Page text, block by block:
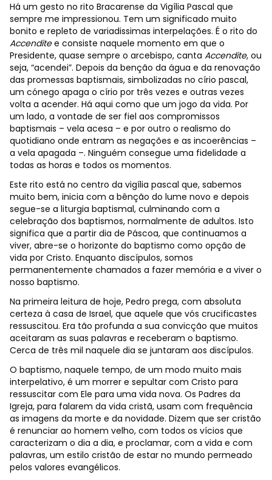
Há um gesto no rito Bracarense da Vigília Pascal que
sempre me impressionou. Tem um significado muito
bonito e repleto de variadissimas interpelações. É o rito do
Accenditee consiste naquele momento em que o
Presidente, quase sempre o arcebispo, canta Accendite, ou
seja, “acendei”. Depois da benção da água e da renovação
das promessas baptismais, simbolizadas no círio pascal,
um cónego apaga o círio por três vezes e outras vezes
volta a acender. Há aqui como que um jogo da vida. Por
um lado, a vontade de ser fiel aos compromissos
baptismais – vela acesa – e por outro o realismo do
quotidiano onde entram as negações e as incoerências –
a vela apagada –. Ninguém consegue uma fidelidade a
todas as horas e todos os momentos.
Este rito está no centro da vigília pascal que, sabemos
muito bem, inicia com a bênção do lume novo e depois
segue-se a liturgia baptismal, culminando com a
celebração dos baptismos, normalmente de adultos. Isto
significa que a partir dia de Páscoa, que continuamos a
viver, abre-se o horizonte do baptismo como opção de
vida por Cristo. Enquanto discípulos, somos
permanentemente chamados a fazer memória e a viver o
nosso baptismo.
Na primeira leitura de hoje, Pedro prega, com absoluta
certeza à casa de Israel, que aquele que vós crucificastes
ressuscitou. Era tão profunda a sua convicção que muitos
aceitaram as suas palavras e receberam o baptismo.
Cerca de três mil naquele dia se juntaram aos discípulos.
O baptismo, naquele tempo, de um modo muito mais
interpelativo, é um morrer e sepultar com Cristo para
ressuscitar com Ele para uma vida nova. Os Padres da
Igreja, para falarem da vida cristã, usam com frequência
as imagens da morte e da novidade. Dizem que ser cristão
é renunciar ao homem velho, com todos os vícios que
caracterizam o dia a dia, e proclamar, com a vida e com
palavras, um estilo cristão de estar no mundo permeado
pelos valores evangélicos.